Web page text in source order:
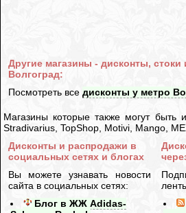
Другие магазины - дисконты,
Волгоград:
Посмотреть вседисконты у метро
Магазины которые также могут быть
Stradivarius, TopShop, Motivi, Mango,
Дисконты и распродажи в
социальных сетях и блогах
Вы можете узнавать новости
сайта в социальных сетях:
Блог в ЖЖ Adidas-